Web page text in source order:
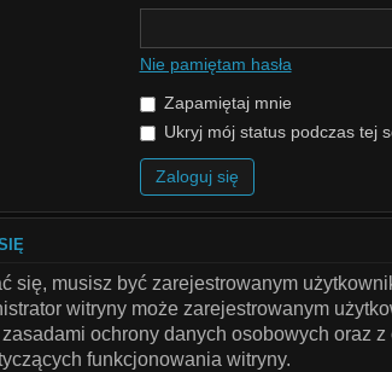
Nie pamiętam hasła
Zapamiętaj mnie
Ukryj mój status podczas tej
się, musisz być zarejestrowanym
witryny może zarejestrowanym
ochrony danych osobowych oraz
funkcjonowania witryny.